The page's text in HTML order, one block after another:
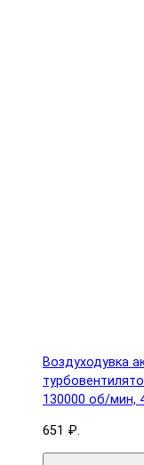
Воздуходувка
130000 об/мин,
651 ₽.